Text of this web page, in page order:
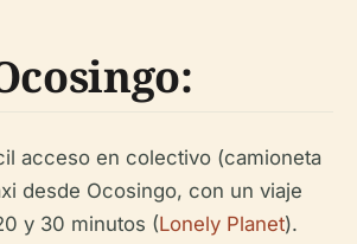
acceso en colectivo (camioneta
desde Ocosingo, con un viaje
y 30 minutos (Lonely Planet).